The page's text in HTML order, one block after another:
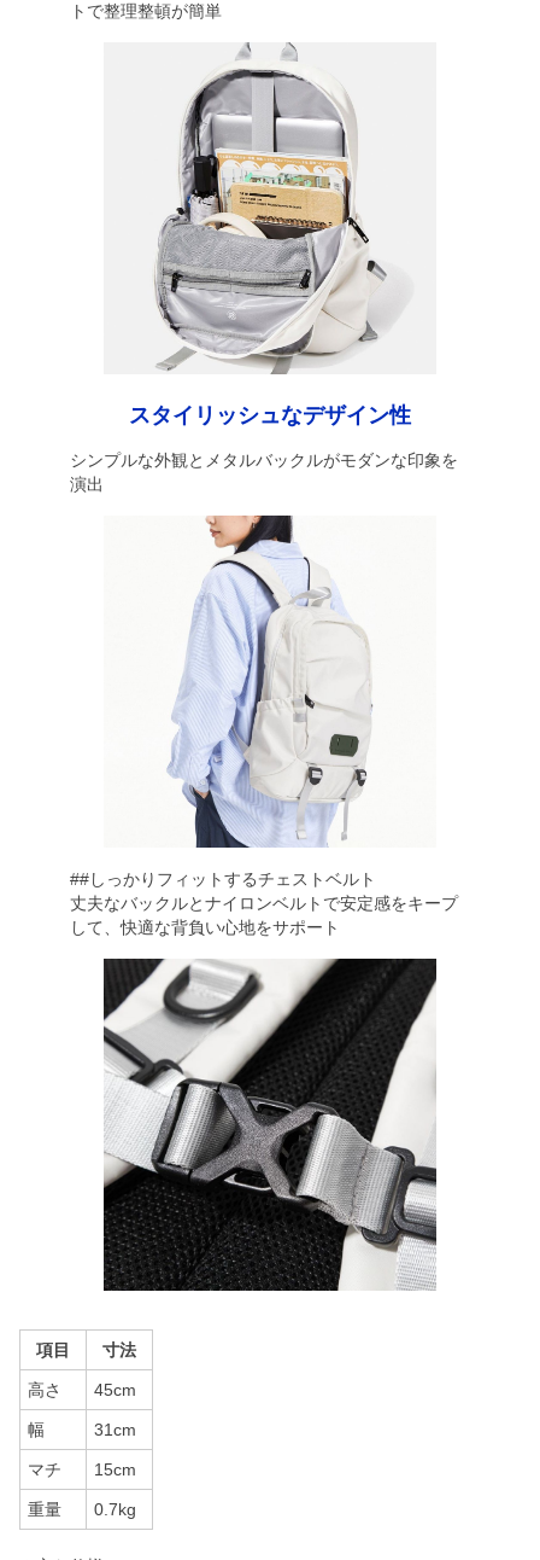
トで整理整頓が簡単
スタイリッシュなデザイン性
シンプルな外観とメタルバックルがモダンな印象を
演出
##しっかりフィットするチェストベルト
丈夫なバックルとナイロンベルトで安定感をキープ
して、快適な背負い心地をサポート
項目 寸法
高さ 45cm
幅 31cm
マチ 15cm
重量 0.7kg